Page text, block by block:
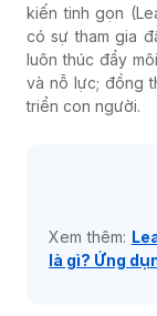
kiến ​​tinh gọn
có sự tham gia
luôn thúc đẩy
và nỗ lực; đồng
triển con người.
Xem thêm:
là gì? Ứng